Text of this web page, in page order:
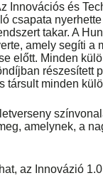
Innovációs és
csapata
takar. A
amely segíti a
előtt. Minden
részesített
társult minden
amelynek, a
az Innovázió